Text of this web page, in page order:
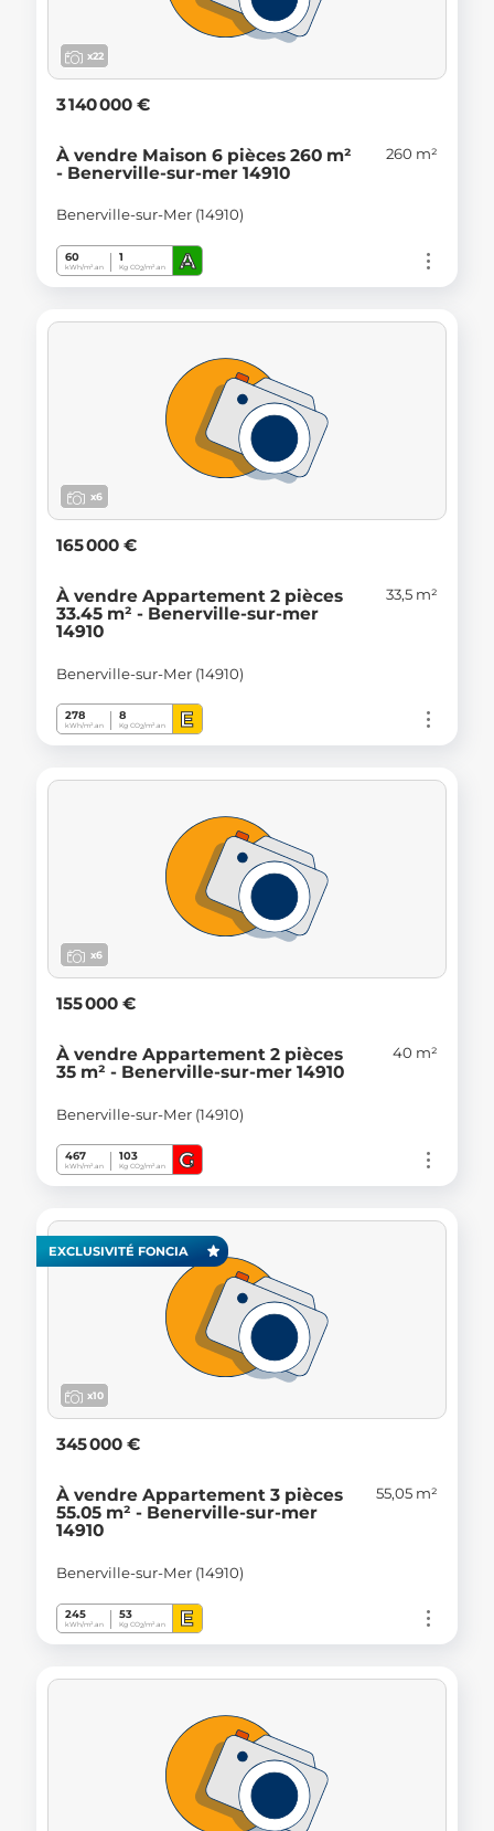
x22
3 140 000 €
À vendre Maison 6 pièces 260 m²
- Benerville-sur-mer 14910
260 m²
Benerville-sur-Mer (14910)
60
kWh/m².an
1
Kg CO2/m².an A
x6
165 000 €
À vendre Appartement 2 pièces
33.45 m² - Benerville-sur-mer
14910
33,5 m²
Benerville-sur-Mer (14910)
278
kWh/m².an
8
Kg CO2/m².an E
x6
155 000 €
À vendre Appartement 2 pièces
35 m² - Benerville-sur-mer 14910
40 m²
Benerville-sur-Mer (14910)
467
kWh/m².an
103
Kg CO2/m².an G
EXCLUSIVITÉ FONCIA
x10
345 000 €
À vendre Appartement 3 pièces
55.05 m² - Benerville-sur-mer
14910
55,05 m²
Benerville-sur-Mer (14910)
245
kWh/m².an
53
Kg CO2/m².an E